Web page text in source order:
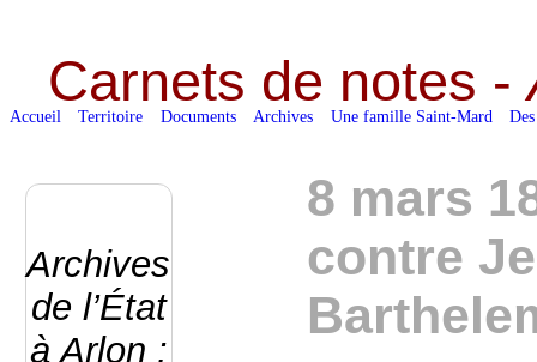
Carnets de notes -
Accueil Territoire Documents Archives Une famille Saint-Mard
8 mars
contre
Archives
de l’État
à Arlon :